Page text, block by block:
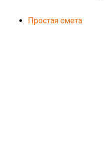
Простая смета